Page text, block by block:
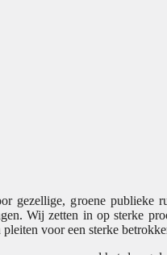
gezellige, groene
Wij zetten in op sterke
voor een sterke